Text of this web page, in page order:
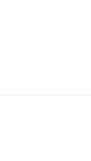
de
a atacat